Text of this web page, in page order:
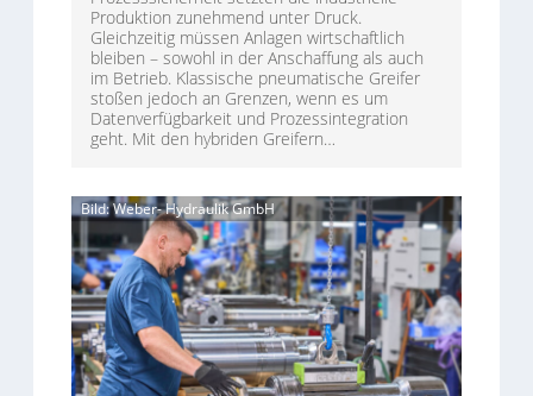
Produktion zunehmend unter Druck.
Gleichzeitig müssen Anlagen wirtschaftlich
bleiben – sowohl in der Anschaffung als auch
im Betrieb. Klassische pneumatische Greifer
stoßen jedoch an Grenzen, wenn es um
Datenverfügbarkeit und Prozessintegration
geht. Mit den hybriden Greifern…
Bild: Weber- Hydraulik GmbH